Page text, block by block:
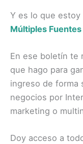
Y es lo que estoy
Múltiples
En ese boletín te
que hago para
ingreso de forma
negocios por
marketing o
Doy acceso a